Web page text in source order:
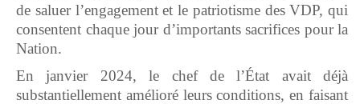
de saluer l’engagement et le patriotisme des VDP, qui
consentent chaque jour d’importants sacrifices pour la
Nation.
En janvier 2024, le chef de l’État avait déjà
substantiellement amélioré leurs conditions, en faisant